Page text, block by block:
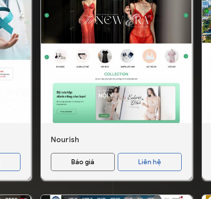
Nourish
Báo giá Liên hệ